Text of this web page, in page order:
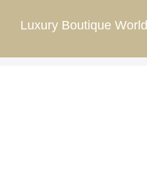
Luxury Boutique World